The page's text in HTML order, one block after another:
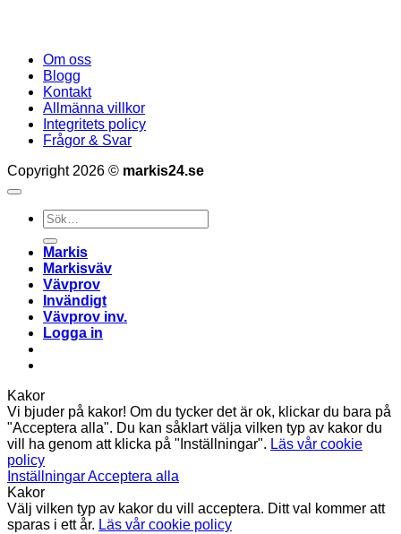
Om oss
Blogg
Kontakt
Allmänna villkor
Integritets policy
Frågor & Svar
Copyright 2026 © markis24.se
Sök
efter:
Markis
Markisväv
Vävprov
Invändigt
Vävprov inv.
Logga in
Kakor
Vi bjuder på kakor! Om du tycker det är ok, klickar du bara på
"Acceptera alla". Du kan såklart välja vilken typ av kakor du
vill ha genom att klicka på "Inställningar". Läs vår cookie
policy
InställningarAcceptera alla
Kakor
Välj vilken typ av kakor du vill acceptera. Ditt val kommer att
sparas i ett år. Läs vår cookie policy